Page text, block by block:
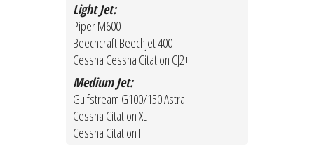
Light Jet:
Piper M600
Beechcraft Beechjet 400
Cessna Cessna Citation CJ2+
Medium Jet:
Gulfstream G100/150 Astra
Cessna Citation XL
Cessna Citation III